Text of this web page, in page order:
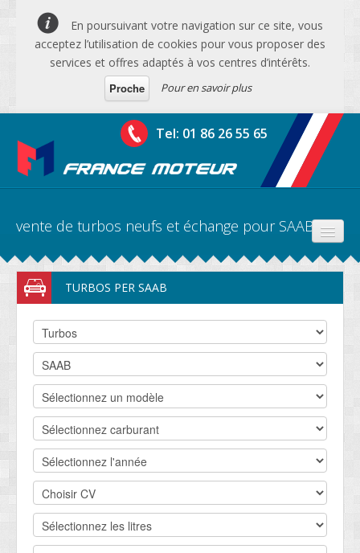
En poursuivant votre navigation sur ce site, vous
acceptez l’utilisation de cookies pour vous proposer des
services et offres adaptés à vos centres d’intérêts.
Proche
Pour en savoir plus
Tel: 01 86 26 55 65
vente de turbos neufs et échange pour SAAB
PRODUITS
DEVIS BV
CONTACT
SOCIETÉ
SERVICE CLIENTS
CONDITIONS
TURBOS PER SAAB